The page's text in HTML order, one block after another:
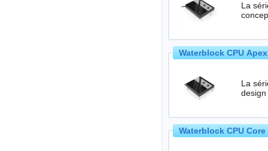
La
Waterblock CPU
La
Waterblock CPU